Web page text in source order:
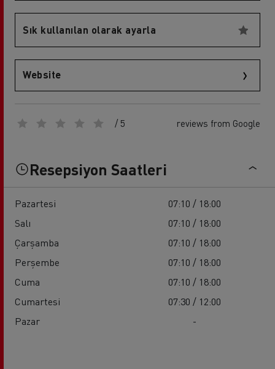
Sık kullanılan olarak ayarla
Website
/ 5 reviews from Google
Resepsiyon Saatleri
Pazartesi
07:10 / 18:00
Salı
07:10 / 18:00
Çarşamba
07:10 / 18:00
Perşembe
07:10 / 18:00
Cuma
07:10 / 18:00
Cumartesi
07:30 / 12:00
Pazar
-